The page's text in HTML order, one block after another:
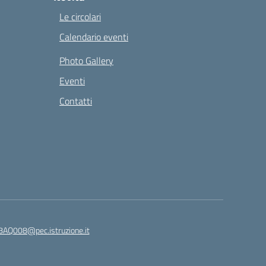
Le circolari
Calendario eventi
Photo Gallery
Eventi
Contatti